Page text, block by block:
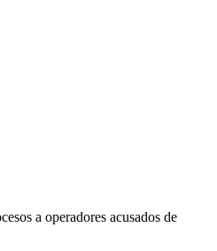
a operadores acusados de